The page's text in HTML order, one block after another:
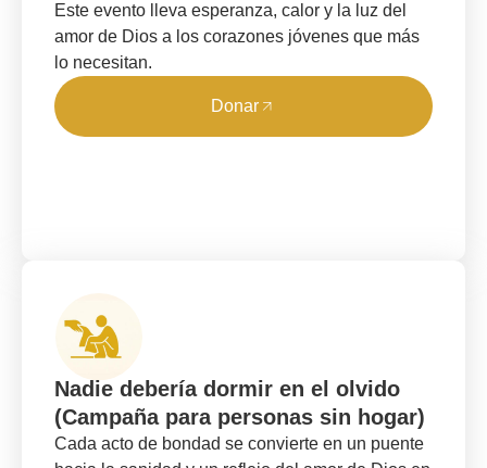
Este evento lleva esperanza, calor y la luz del
amor de Dios a los corazones jóvenes que más
lo necesitan.
Donar
Nadie debería dormir en el olvido
(Campaña para personas sin hogar)
Cada acto de bondad se convierte en un puente